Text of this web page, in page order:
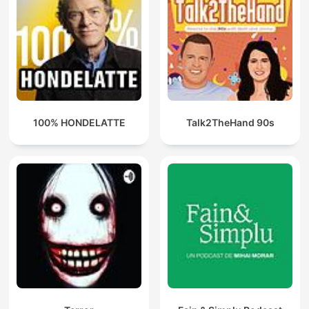
100% HONDELATTE Talk2TheHand 90s